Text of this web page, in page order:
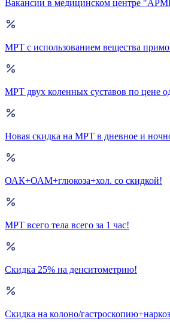
Вакансии в медицинском центре
МРТ с использованием вещества
МРТ двух коленных суставов по цене
Новая скидка на МРТ в дневное и
ОАК+ОАМ+глюкоза+хол. со скидкой!
МРТ всего тела всего за 1 час!
Скидка 25% на денситометрию!
Скидка на колоно/